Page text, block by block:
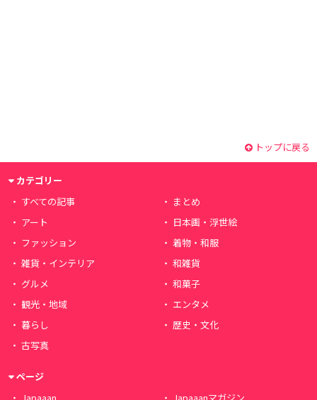
トップに戻る
カテゴリー
すべての記事
まとめ
アート
日本画・浮世絵
ファッション
着物・和服
雑貨・インテリア
和雑貨
グルメ
和菓子
観光・地域
エンタメ
暮らし
歴史・文化
古写真
ページ